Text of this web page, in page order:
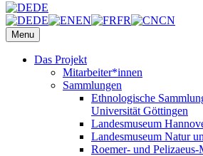
DE
DE
EN FR CN
Menu
Das Projekt
Mitarbeiter*innen
Sammlungen
Ethnologische
Universität Göttingen
Landesmuseum
Landesmuseum Natur
Roemer- und